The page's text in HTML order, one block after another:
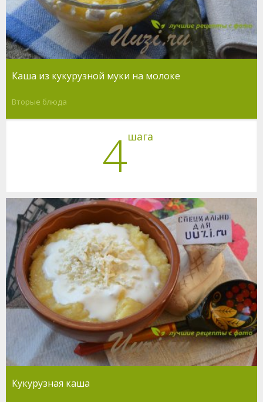
Каша из кукурузной муки на молоке
Вторые блюда
4шага
Кукурузная каша